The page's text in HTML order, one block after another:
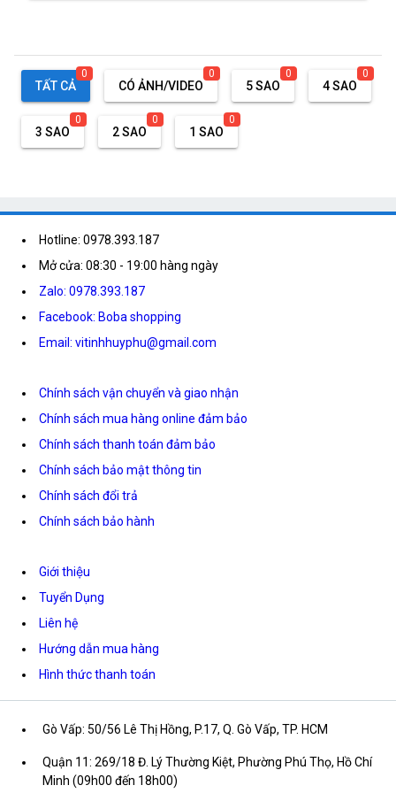
TẤT CẢ
0
CÓ ẢNH/VIDEO
0
5 SAO
0
4 SAO
0
3 SAO
0
2 SAO
0
1 SAO
0
Hotline: 0978.393.187
Mở cửa: 08:30 - 19:00 hàng ngày
Zalo: 0978.393.187
Facebook: Boba shopping
Email: vitinhhuyphu@gmail.com
Chính sách vận chuyển và giao nhận
Chính sách mua hàng online đảm bảo
Chính sách thanh toán đảm bảo
Chính sách bảo mật thông tin
Chính sách đổi trả
Chính sách bảo hành
Giới thiệu
Tuyển Dụng
Liên hệ
Hướng dẫn mua hàng
Hình thức thanh toán
Gò Vấp: 50/56 Lê Thị Hồng, P.17, Q. Gò Vấp, TP. HCM
Quận 11: 269/18 Đ. Lý Thường Kiệt, Phường Phú Thọ, Hồ Chí
Minh (09h00 đến 18h00)